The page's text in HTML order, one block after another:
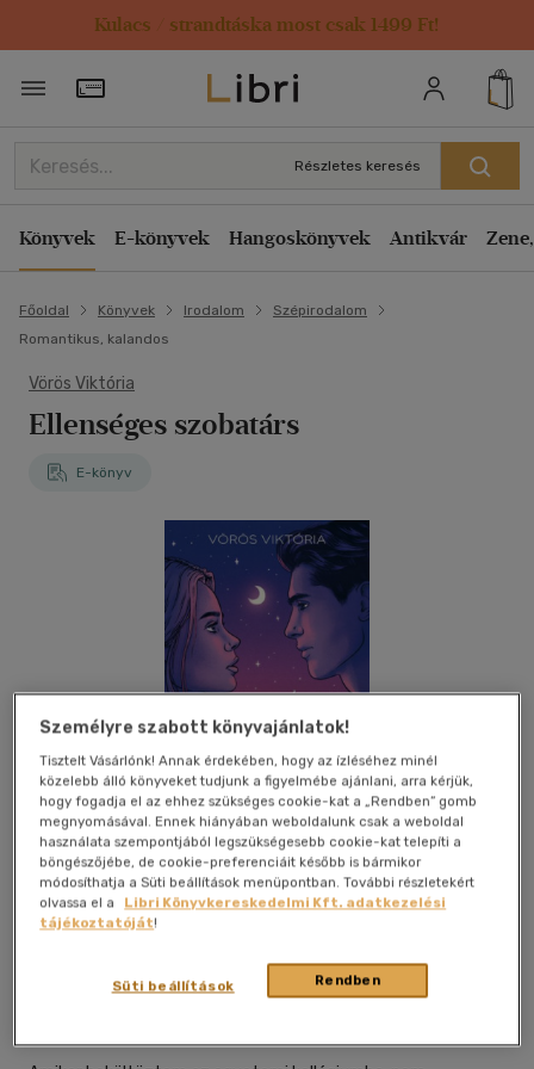
Kulacs / strandtáska most csak 1499 Ft!
Törzsvásárlói Kártya adatai
Részletes keresés
Könyvek E-könyvek Hangoskönyvek Antikvár
Főoldal Könyvek Irodalom
Szépirodalom
Romantikus, kalandos
Vörös Viktória
Ellenséges szobatárs
E-könyv
Beleolvasok
(9 vélemény)
Személyre szabott könyvajánlatok!
Tisztelt Vásárlónk! Annak érdekében, hogy az ízléséhez minél
közelebb álló könyveket tudjunk a figyelmébe ajánlani, arra kérjük,
hogy fogadja el az ehhez szükséges cookie-kat a „Rendben” gomb
megnyomásával. Ennek hiányában weboldalunk csak a weboldal
használata szempontjából legszükségesebb cookie-kat telepíti a
böngészőjébe, de cookie-preferenciáit később is bármikor
módosíthatja a Süti beállítások menüpontban. További részletekért
olvassa el a
Libri Könyvkereskedelmi Kft. adatkezelési
tájékoztatóját!
Rendben
Süti beállítások